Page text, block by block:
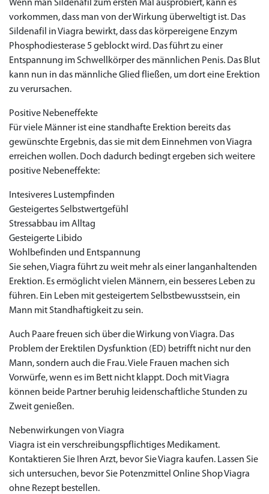
Wenn man Sildenafil zum ersten Mal ausprobiert, kann es
vorkommen, dass man von der Wirkung überweltigt ist. Das
Sildenafil in Viagra bewirkt, dass das körpereigene Enzym
Phosphodiesterase 5 geblockt wird. Das führt zu einer
Entspannung im Schwellkörper des männlichen Penis. Das Blut
kann nun in das männliche Glied fließen, um dort eine Erektion
zu verursachen.
Positive Nebeneffekte
Für viele Männer ist eine standhafte Erektion bereits das
gewünschte Ergebnis, das sie mit dem Einnehmen von Viagra
erreichen wollen. Doch dadurch bedingt ergeben sich weitere
positive Nebeneffekte:
Intesiveres Lustempfinden
Gesteigertes Selbstwertgefühl
Stressabbau im Alltag
Gesteigerte Libido
Wohlbefinden und Entspannung
Sie sehen, Viagra führt zu weit mehr als einer langanhaltenden
Erektion. Es ermöglicht vielen Männern, ein besseres Leben zu
führen. Ein Leben mit gesteigertem Selbstbewusstsein, ein
Mann mit Standhaftigkeit zu sein.
Auch Paare freuen sich über die Wirkung von Viagra. Das
Problem der Erektilen Dysfunktion (ED) betrifft nicht nur den
Mann, sondern auch die Frau. Viele Frauen machen sich
Vorwürfe, wenn es im Bett nicht klappt. Doch mit Viagra
können beide Partner beruhig leidenschaftliche Stunden zu
Zweit genießen.
Nebenwirkungen von Viagra
Viagra ist ein verschreibungspflichtiges Medikament.
Kontaktieren Sie Ihren Arzt, bevor Sie Viagra kaufen. Lassen Sie
sich untersuchen, bevor Sie Potenzmittel Online Shop Viagra
ohne Rezept bestellen.